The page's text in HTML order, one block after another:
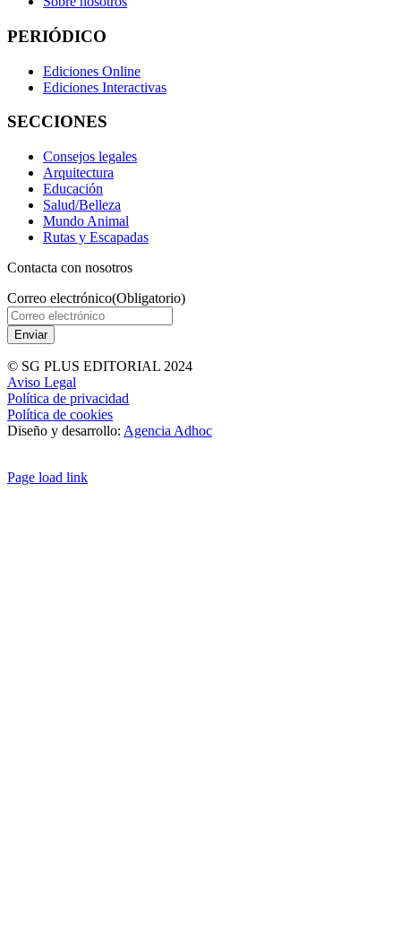
PERIÓDICO
Ediciones Online
Ediciones Interactivas
SECCIONES
Consejos legales
Arquitectura
Educación
Salud/Belleza
Mundo Animal
Rutas y Escapadas
Contacta con nosotros
Correo electrónico(Obligatorio)
© SG PLUS EDITORIAL 2024
Aviso Legal
Política de privacidad
Política de cookies
Diseño y desarrollo: Agencia Adhoc
Page load link